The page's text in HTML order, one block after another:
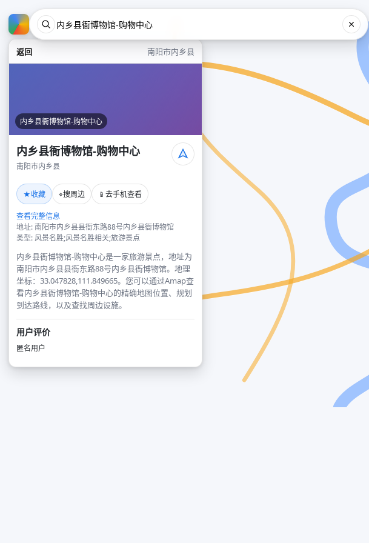
返回 南阳市内乡县
内乡县衙博物馆-购物中心
内乡县衙博物馆-购物中心
南阳市内乡县
★收藏 ⌖搜周边 📱 去手机查看
查看完整信息
地址: 南阳市内乡县县衙东路88号内乡县衙博物馆
类型: 风景名胜;风景名胜相关;旅游景点
内乡县衙博物馆-购物中心是一家旅游景点，地址为
南阳市内乡县县衙东路88号内乡县衙博物馆。地理
坐标：33.047828,111.849665。您可以通过Amap查
看内乡县衙博物馆-购物中心的精确地图位置、规划
到达路线，以及查找周边设施。
用户评价
匿名用户